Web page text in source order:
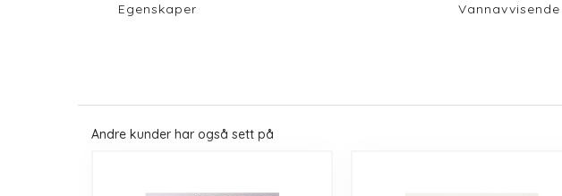
Egenskaper
Vannavvisende
Andre kunder har også sett på